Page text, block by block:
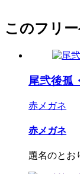
このフリ
尾弐後孤
赤メガネ
赤メガネ
題名のとお